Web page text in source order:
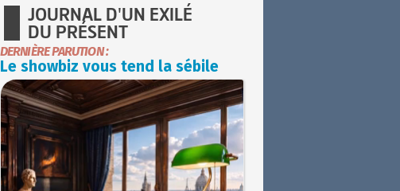
JOURNAL D'UN EXILÉ
DU PRÉSENT
DERNIÈRE PARUTION :
Le showbiz vous tend la sébile